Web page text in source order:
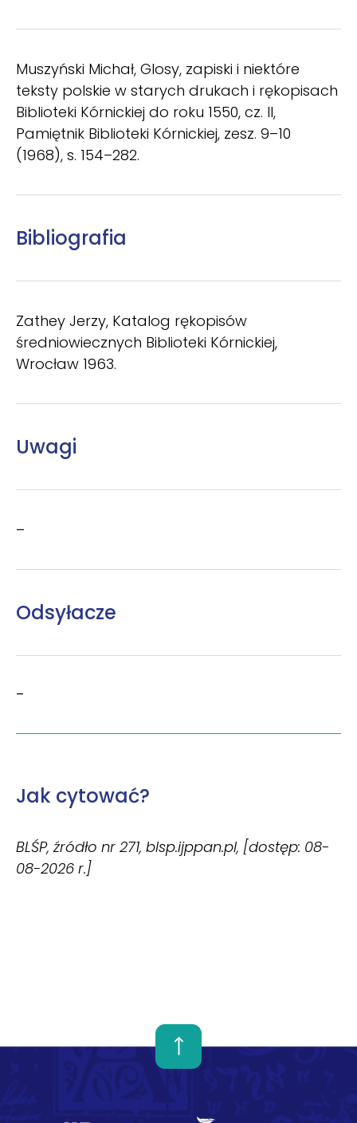
Muszyński Michał, Glosy, zapiski i niektóre
teksty polskie w starych drukach i rękopisach
Biblioteki Kórnickiej do roku 1550, cz. II,
Pamiętnik Biblioteki Kórnickiej, zesz. 9–10
(1968), s. 154–282.
Bibliografia
Zathey Jerzy, Katalog rękopisów
średniowiecznych Biblioteki Kórnickiej,
Wrocław 1963.
Uwagi
–
Odsyłacze
–
Jak cytować?
BLŚP, źródło nr 271, blsp.ijppan.pl, [dostęp: 08-
08-2026 r.]